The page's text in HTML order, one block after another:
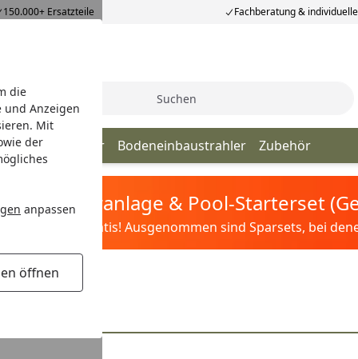
die
und Anzeigen
Mit
der
anpassen
öffnen
150.000+ Ersatzteile Fachberatung &
Suche
Einbaustrahler Bodeneinbaustrahler Zubehör
Sandfilteranlage & Pool-Starterset
Filter&Pflege gratis! Ausgenommen sind Sparsets, bei